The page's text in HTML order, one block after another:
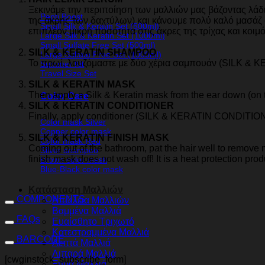
Pepti Boost
Small Silk & Keratin Set (500ml)
Large Silk & Keratin Set (1000ml)
Small Sulfate Free Set (500ml)
Large Sulfate Free Set (1000ml)
Summer Kit
Travel Size Set
Color Care
Color mask Silver
Copper color mask
Color mask Red
Silver shampoo
Brown color mask
Blue-Black color mask
Απώλεια Μαλλιών
Βαμμένα Μαλλιά
Ευαίσθητο Τριχωτό
Κατεστραμμένα Μαλλιά
Λεπτά Μαλλιά
Λιπαρά Μαλλιά
Ξεκινάμε την περιποίηση των μαλλιών μας βάζοντας
της άκρης των δαχτύλων) και κάνουμε πολύ καλό μασάζ
επιπλέον μικρή ποσότητα στις άκρες της τρίχας και
SILK & KERATIN SHAMPOO
Το πρωί, λουζόμαστε με δύο χέρια σαμπουάν (SILK &
SILK & KERATIN MASK
Then apply a Silk & Keratin mask from the ear down
SILK & KERATIN CONDITIONER
Finally, apply conditioner (SILK & KERATIN
SILK & KERATIN FINISH MASK
Coming out of the bathroom, pat the hair well to
finish mask does not wash off! It is a heat protection
COMPONENTS
FAQs
BARCODE
[cwginstock_subscribe_form]